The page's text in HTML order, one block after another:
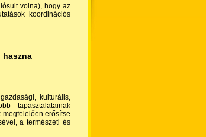
volna), hogy az
koordinációs
haszna
kulturális,
tapasztalatainak
megfelelően erősítse
a természeti és